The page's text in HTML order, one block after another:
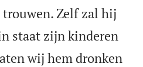
Zelf zal hij
staat zijn kinderen
wij hem dronken